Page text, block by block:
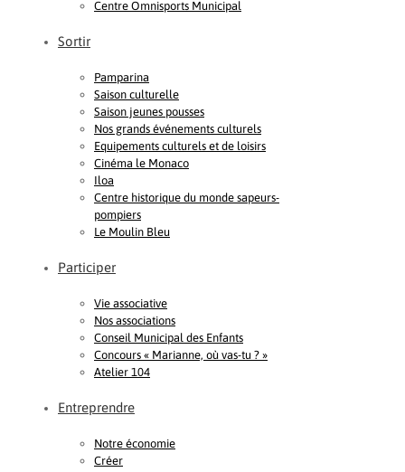
Centre Omnisports Municipal
Sortir
Pamparina
Saison culturelle
Saison jeunes pousses
Nos grands événements culturels
Equipements culturels et de loisirs
Cinéma le Monaco
Iloa
Centre historique du monde sapeurs-
pompiers
Le Moulin Bleu
Participer
Vie associative
Nos associations
Conseil Municipal des Enfants
Concours « Marianne, où vas-tu ? »
Atelier 104
Entreprendre
Notre économie
Créer